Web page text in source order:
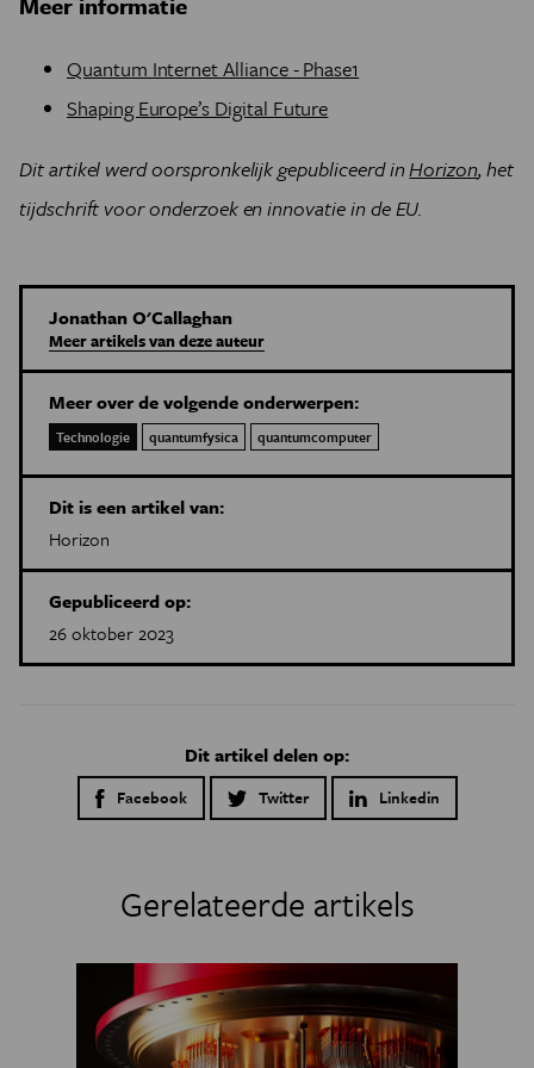
Quantum Internet Alliance - Phase1
Shaping Europe’s Digital Future
Dit artikel werd oorspronkelijk gepubliceerd inHorizon, het
tijdschrift voor onderzoek en innovatie in de EU.
Jonathan O'Callaghan
Meer artikels van deze auteur
Meer over de volgende onderwerpen:
Technologie quantumfysica quantumcomputer
Dit is een artikel van:
Horizon
Gepubliceerd op:
26 oktober 2023
Dit artikel delen op:
Facebook Twitter Linkedin
Gerelateerde artikels